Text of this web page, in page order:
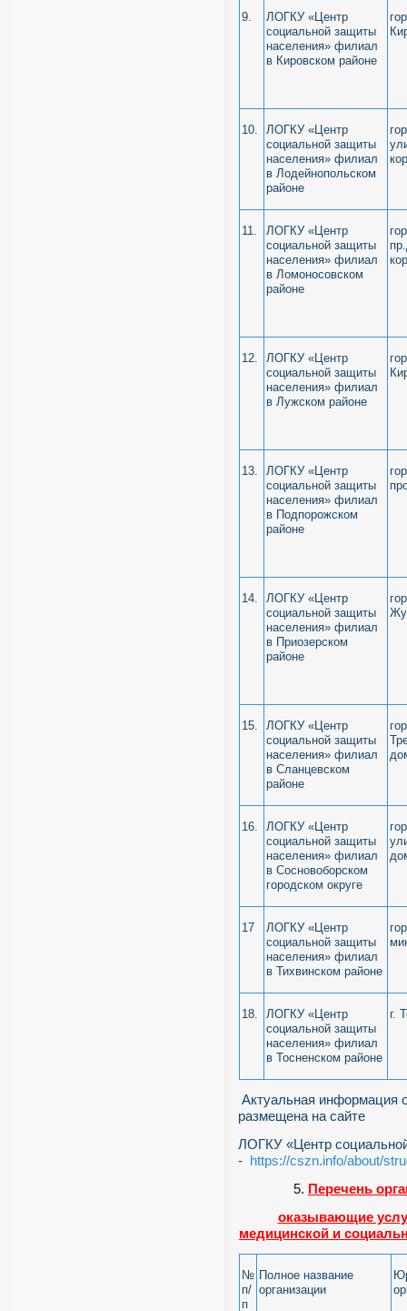
9.
ЛОГКУ «Центр
социальной защиты
населения» филиал
в Кировском районе
10.
ЛОГКУ «Центр
социальной защиты
населения» филиал
в Лодейнопольском
районе
11.
ЛОГКУ «Центр
социальной защиты
населения» филиал
в Ломоносовском
районе
12.
ЛОГКУ «Центр
социальной защиты
населения» филиал
в Лужском районе
13.
ЛОГКУ «Центр
социальной защиты
населения» филиал
в Подпорожском
районе
14.
ЛОГКУ «Центр
социальной защиты
населения» филиал
в Приозерском
районе
15.
ЛОГКУ «Центр
социальной защиты
населения» филиал
в Сланцевском
районе
16.
ЛОГКУ «Центр
социальной защиты
населения» филиал
в Сосновоборском
городском округе
17
ЛОГКУ «Центр
социальной защиты
населения» филиал
в Тихвинском районе
18.
ЛОГКУ «Центр
социальной защиты
населения» филиал
в Тосненском районе
г.
Актуальная информация
размещена на сайте
ЛОГКУ «Центр
- https://cszn.info/about/
Перечень
оказывающие
медицинской и
№
п/
п
Полное название
организации